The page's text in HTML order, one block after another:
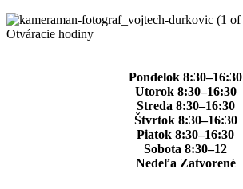
Otváracie hodiny
Pondelok 8:30–16:30
Utorok 8:30–16:30
Streda 8:30–16:30
Štvrtok 8:30–16:30
Piatok 8:30–16:30
Sobota 8:30–12
Nedeľa Zatvorené